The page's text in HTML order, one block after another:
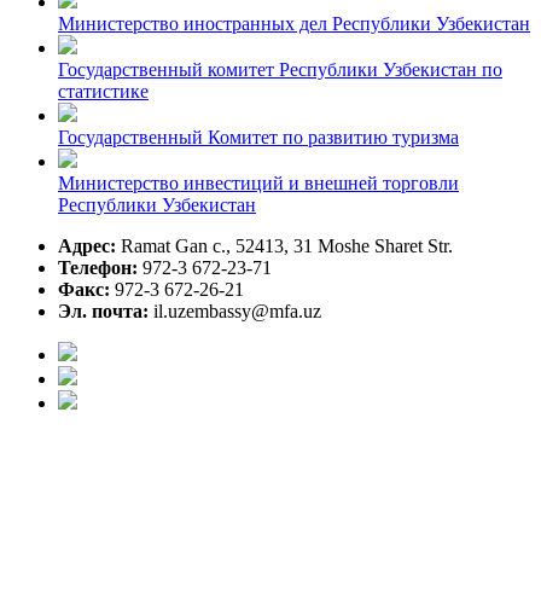
Министерство иностранных дел Республики Узбекистан
Государственный комитет Республики Узбекистан по
статистике
Государственный Комитет по развитию туризма
Министерство инвестиций и внешней торговли
Республики Узбекистан
Адрес: Ramat Gan c., 52413, 31 Moshe Sharet Str.
Телефон: 972-3 672-23-71
Факс: 972-3 672-26-21
Эл. почта: il.uzembassy@mfa.uz